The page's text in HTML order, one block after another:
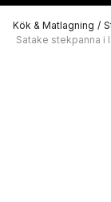
Kök & Matlagning /
Satake stekpanna i